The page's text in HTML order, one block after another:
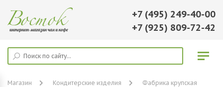
+7 (495) 249-40-00
+7 (925) 809-72-42
Магазин Кондитерские изделия
Фабрика крупская